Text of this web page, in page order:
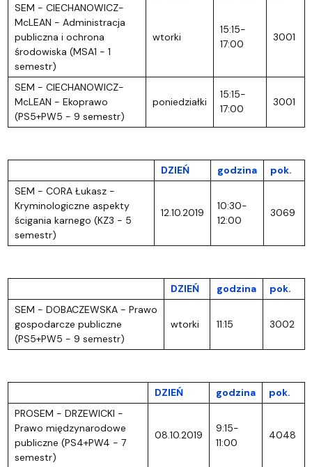
SEM - CIECHANOWICZ-
McLEAN - Administracja
publiczna i ochrona
środowiska (MSA1 - 1
semestr)
wtorki
15:15-
17:00
3001
SEM - CIECHANOWICZ-
McLEAN - Ekoprawo
(PS5+PW5 - 9 semestr)
poniedziałki
15:15-
17:00
3001
DZIEŃ godzina
pok.
SEM - CORA Łukasz -
Kryminologiczne aspekty
ścigania karnego (KZ3 - 5
semestr)
12.10.2019
10:30-
12:00
3069
DZIEŃ godzina
pok.
SEM - DOBACZEWSKA - Prawo
gospodarcze publiczne
(PS5+PW5 - 9 semestr)
wtorki 11:15 3002
DZIEŃ godzina
pok.
PROSEM - DRZEWICKI -
Prawo międzynarodowe
publiczne (PS4+PW4 - 7
semestr)
08.10.2019
9:15-
11:00
4048